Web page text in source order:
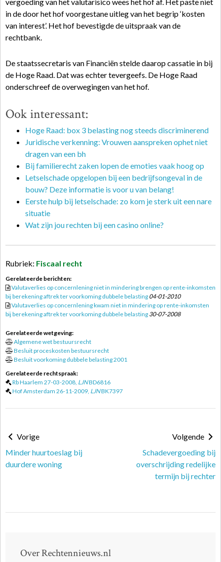
in de door het hof voorgestane uitleg van het begrip ‘kosten
van interest’. Het hof bevestigde de uitspraak van de
rechtbank.
De staatssecretaris van Financiën stelde daarop cassatie in bij
de Hoge Raad. Dat was echter tevergeefs. De Hoge Raad
onderschreef de overwegingen van het hof.
Ook interessant:
Hoge Raad: box 3 belasting nog steeds discriminerend
Juridische verkenning: Vrouwen aanspreken ophet niet
dragen van een bh
Bij familierecht zaken lopen de emoties vaak hoog op
Letselschade opgelopen bij een bedrijfsongeval in de
bouw? Deze informatie is voor u van belang!
Eerste hulp bij letselschade: zo kom je sterk uit een nare
situatie
Wat zijn jou rechten bij een casino online?
Rubriek: Fiscaal recht
Gerelateerde berichten:
Valutaverlies op concernlening niet in mindering brengen op rente-inkomsten
bij berekening aftrek ter voorkoming dubbele belasting 04-01-2010
Valutaverlies op concernlening kwam niet in mindering op rente-inkomsten
bij berekening aftrek ter voorkoming dubbele belasting 30-07-2008
Gerelateerde wetgeving:
Algemene wet bestuursrecht
Besluit proceskosten bestuursrecht
Besluit voorkoming dubbele belasting 2001
Gerelateerde rechtspraak:
Rb Haarlem 27-03-2008, LJNBD6816
Hof Amsterdam 26-11-2009, LJNBK7397
Vorige
Minder huurtoeslag bij
duurdere woning
Volgende
Schadevergoeding bij
overschrijding redelijke
termijn bij rechter
Over Rechtennieuws.nl